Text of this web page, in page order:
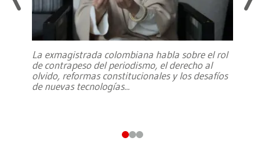
La exmagistrada colombiana habla sobre el rol
de contrapeso del periodismo, el derecho al
olvido, reformas constitucionales y los desafíos
de nuevas tecnologías...